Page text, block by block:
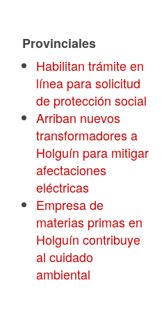
Provinciales
Habilitan trámite en
línea para solicitud
de protección social
Arriban nuevos
transformadores a
Holguín para mitigar
afectaciones
eléctricas
Empresa de
materias primas en
Holguín contribuye
al cuidado
ambiental